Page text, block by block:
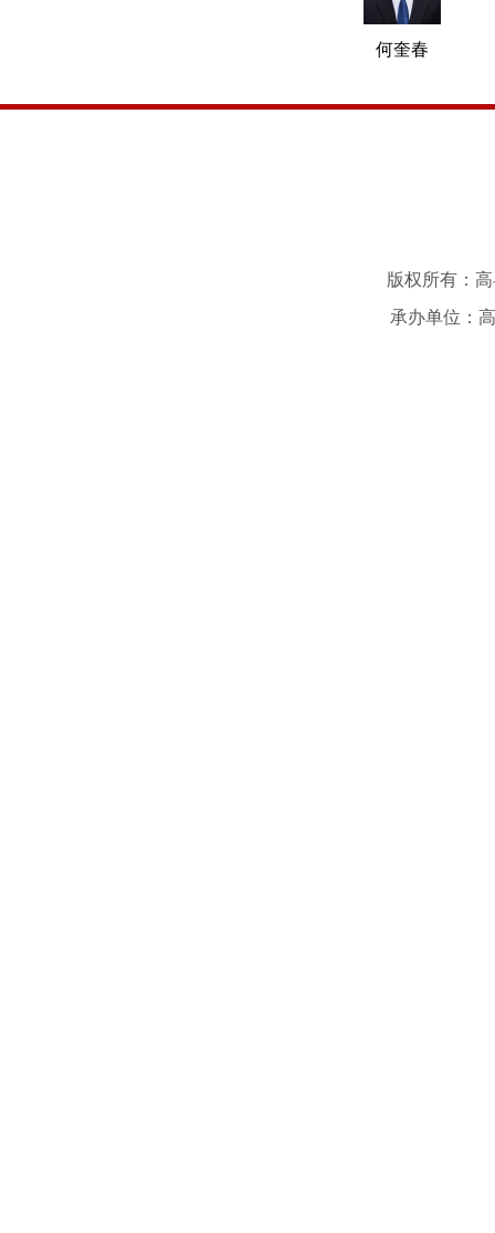
何奎春
版权所有：
承办单位：